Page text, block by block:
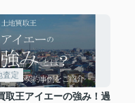
査定
取王アイエーの強み！過